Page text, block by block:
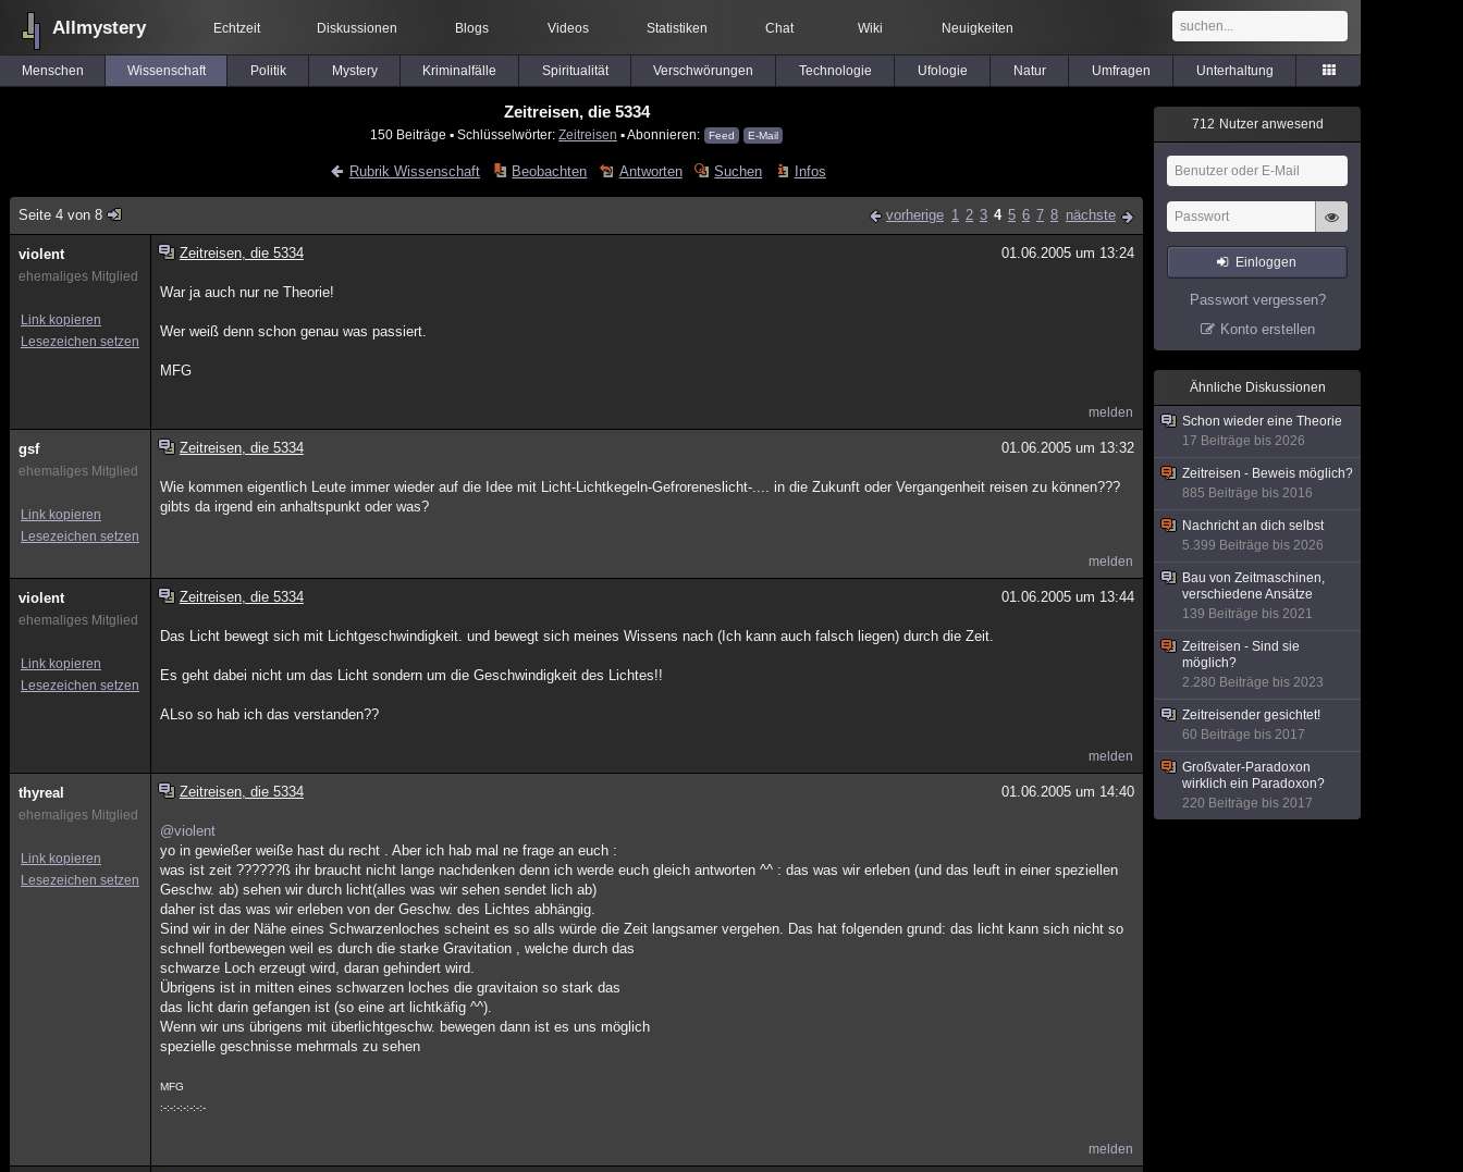
Allmystery Echtzeit Diskussionen Blogs Videos Statistiken Chat Wiki Neuigkeiten
Menschen Wissenschaft Politik Mystery Kriminalfälle Spiritualität Verschwörungen Technologie Ufologie Natur Umfragen Unterhaltung
Zeitreisen, die 5334
150 Beiträge ▪ Schlüsselwörter: Zeitreisen ▪ Abonnieren: Feed E-Mail
Rubrik Wissenschaft Beobachten Antworten Suchen Infos
Seite 4 von 8 vorherige 1 2 3 4 5 6 7 8 nächste
violent
ehemaliges Mitglied
Link kopieren
Lesezeichen setzen
Zeitreisen, die 5334 01.06.2005 um 13:24
War ja auch nur ne Theorie!
Wer weiß denn schon genau was passiert.
MFG
melden
gsf
ehemaliges Mitglied
Link kopieren
Lesezeichen setzen
Zeitreisen, die 5334 01.06.2005 um 13:32
Wie kommen eigentlich Leute immer wieder auf die Idee mit Licht-Lichtkegeln-Gefroreneslicht-.... in die Zukunft oder Vergangenheit reisen zu können???
gibts da irgend ein anhaltspunkt oder was?
melden
violent
ehemaliges Mitglied
Link kopieren
Lesezeichen setzen
Zeitreisen, die 5334 01.06.2005 um 13:44
Das Licht bewegt sich mit Lichtgeschwindigkeit. und bewegt sich meines Wissens nach (Ich kann auch falsch liegen) durch die Zeit.
Es geht dabei nicht um das Licht sondern um die Geschwindigkeit des Lichtes!!
ALso so hab ich das verstanden??
melden
thyreal
ehemaliges Mitglied
Link kopieren
Lesezeichen setzen
Zeitreisen, die 5334 01.06.2005 um 14:40
@violent
yo in gewießer weiße hast du recht . Aber ich hab mal ne frage an euch :
was ist zeit ??????ß ihr braucht nicht lange nachdenken denn ich werde euch gleich antworten ^^ : das was wir erleben (und das leuft in einer speziellen
Geschw. ab) sehen wir durch licht(alles was wir sehen sendet lich ab)
daher ist das was wir erleben von der Geschw. des Lichtes abhängig.
Sind wir in der Nähe eines Schwarzenloches scheint es so alls würde die Zeit langsamer vergehen. Das hat folgenden grund: das licht kann sich nicht so
schnell fortbewegen weil es durch die starke Gravitation , welche durch das
schwarze Loch erzeugt wird, daran gehindert wird.
Übrigens ist in mitten eines schwarzen loches die gravitaion so stark das
das licht darin gefangen ist (so eine art lichtkäfig ^^).
Wenn wir uns übrigens mit überlichtgeschw. bewegen dann ist es uns möglich
spezielle geschnisse mehrmals zu sehen
MFG
:-:-:-:-:-:-:-
melden
712 Nutzer anwesend
Einloggen
Passwort vergessen?
Konto erstellen
Ähnliche Diskussionen
Schon wieder eine Theorie
17 Beiträge bis 2026
Zeitreisen - Beweis möglich?
885 Beiträge bis 2016
Nachricht an dich selbst
5.399 Beiträge bis 2026
Bau von Zeitmaschinen,
verschiedene Ansätze
139 Beiträge bis 2021
Zeitreisen - Sind sie
möglich?
2.280 Beiträge bis 2023
Zeitreisender gesichtet!
60 Beiträge bis 2017
Großvater-Paradoxon
wirklich ein Paradoxon?
220 Beiträge bis 2017